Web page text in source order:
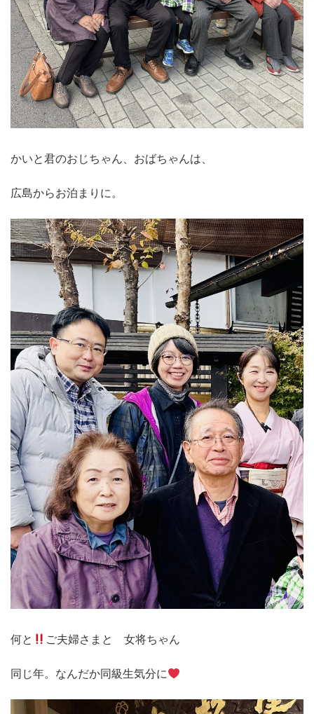
かいと君のおじちゃん、おばちゃんは、
広島からお泊まりに。
何と ご夫婦さまと 女将ちゃん
同じ年。なんだか同級生気分に